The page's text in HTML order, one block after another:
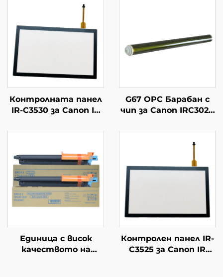
Контролната панел
IR-C3530 за Canon IR
C5560 C5540 4545
Дотичен екран
G67 OPC Барабан с
чип за Canon IRC3020
3125 3125i IR ADVANCE
C3320 3320L 3320i
Единица с висок
качеството на
Контролен панел IR-
C3525 за Canon IR